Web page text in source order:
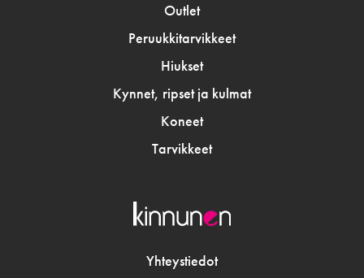
Outlet
Peruukkitarvikkeet
Hiukset
Kynnet, ripset ja kulmat
Koneet
Tarvikkeet
Yhteystiedot